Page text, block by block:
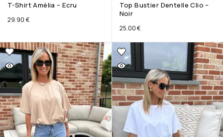
T-Shirt Amélia – Ecru
29.90 €
Top Bustier Dentelle Clio –
Noir
25.00€